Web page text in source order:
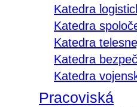
Katedra
Katedra
Katedra
Katedra
Katedra
Pracoviská